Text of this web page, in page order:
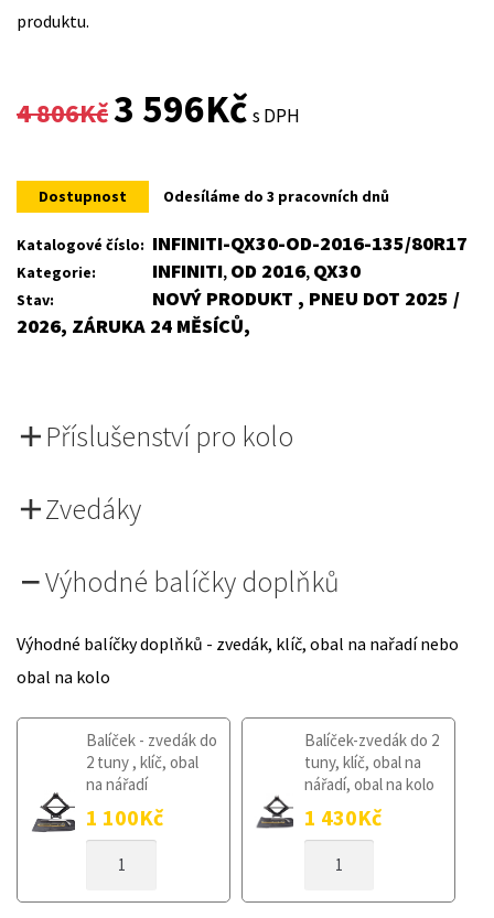
produktu.
4 806Kč
Original
was:
4
806Kč.
3 596KčCurrent
is:
3
596Kč.
s DPH
Dostupnost Odesíláme do 3 pracovních dnů
Katalogové číslo: INFINITI-QX30-OD-2016-135/80R17
Kategorie: INFINITI, OD 2016, QX30
Stav:
NOVÝ PRODUKT , PNEU DOT 2025 /
2026, ZÁRUKA 24 MĚSÍCŮ,
Příslušenství pro kolo
Zvedáky
Výhodné balíčky doplňků
Výhodné balíčky doplňků - zvedák, klíč, obal na nařadí nebo
obal na kolo
Balíček - zvedák do
2 tuny , klíč, obal
na nářadí
1 100Kč
KOLO
Balíček-zvedák do 2
tuny, klíč, obal na
nářadí, obal na kolo
1 430Kč
KOLO